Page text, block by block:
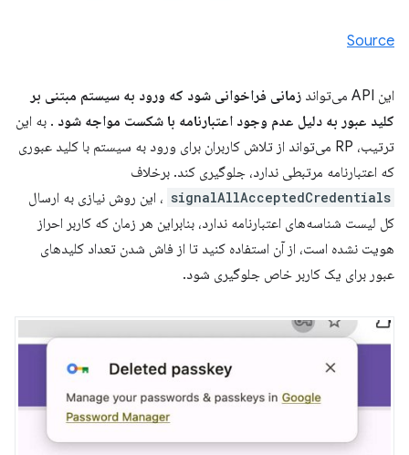
Source
این API می‌تواند
زمانی فراخوانی شود که ورود به سیستم مبتنی بر
کلید عبور به دلیل عدم وجود اعتبارنامه با شکست مواجه شود . به این
ترتیب، RP می‌تواند از تلاش کاربران برای ورود به سیستم با کلید عبوری
که اعتبارنامه مرتبطی ندارد، جلوگیری کند. برخلاف
signalAllAcceptedCredentials ، این روش نیازی به ارسال
کل لیست شناسه‌های اعتبارنامه ندارد، بنابراین هر زمان که کاربر احراز
هویت نشده است، از آن استفاده کنید تا از فاش شدن تعداد کلیدهای
عبور برای یک کاربر خاص جلوگیری شود.